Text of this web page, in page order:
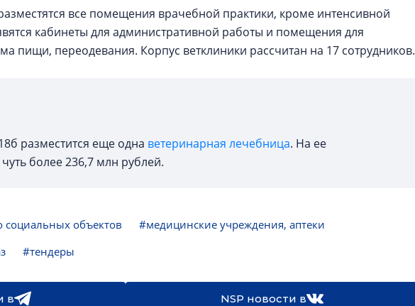
все помещения врачебной практики, кроме интенсивной
кабинеты для административной работы и помещения для
пищи, переодевания. Корпус ветклиники рассчитан на 17 сотрудников.
разместится еще одна ветеринарная лечебница. На ее
более 236,7 млн рублей.
социальных объектов
#медицинские учреждения, аптеки
#тендеры
в NSP новости в